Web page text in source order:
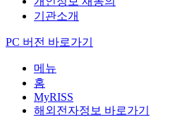
기관소개
PC 버전 바로가기
메뉴
홈
MyRISS
해외전자정보 바로가기